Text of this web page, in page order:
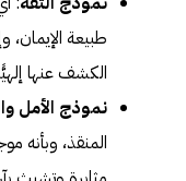
طبيعة الإيمان،
الكشف عنها
نموذج الأمل
المنقذ، وبأنه